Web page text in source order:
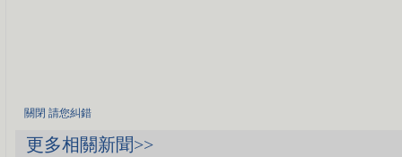
關閉 請您糾錯
更多相關新聞>>